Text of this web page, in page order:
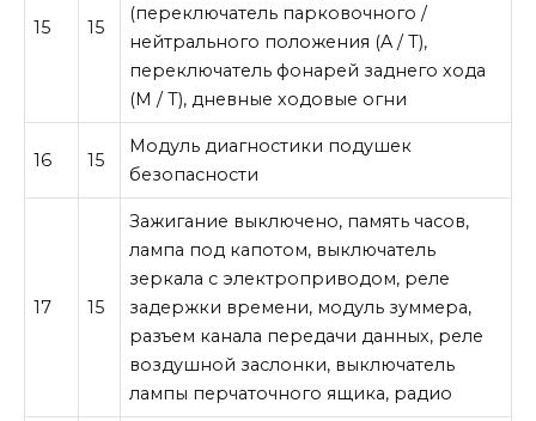
15 15
(переключатель парковочного /
нейтрального положения (A / T),
переключатель фонарей заднего хода
(M / T), дневные ходовые огни
16 15
Модуль диагностики подушек
безопасности
17 15
Зажигание выключено, память часов,
лампа под капотом, выключатель
зеркала с электроприводом, реле
задержки времени, модуль зуммера,
разъем канала передачи данных, реле
воздушной заслонки, выключатель
лампы перчаточного ящика, радио